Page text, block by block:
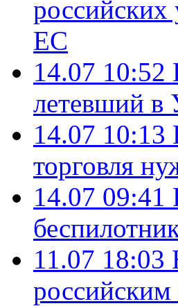
ЕС
14.07 10:52
летевший в
14.07 10:13
торговля
14.07 09:41
11.07 18:03
российским